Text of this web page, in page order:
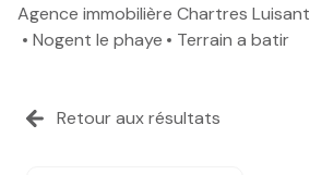
accueil
Agence immobilière Chartres Luisant
Nogent le phaye
Terrain a batir
Retour aux résultats